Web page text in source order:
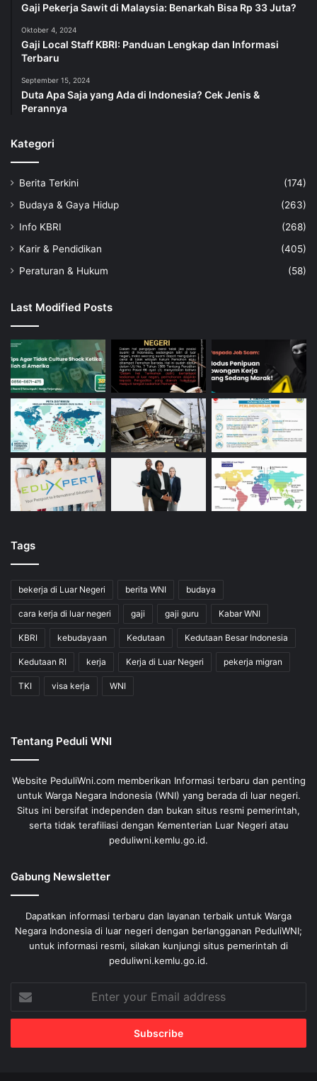
Gaji Pekerja Sawit di Malaysia: Benarkah Bisa Rp 33 Juta?
Oktober 4, 2024
Gaji Local Staff KBRI: Panduan Lengkap dan Informasi
Terbaru
September 15, 2024
Duta Apa Saja yang Ada di Indonesia? Cek Jenis &
Perannya
Kategori
Berita Terkini
(174)
Budaya & Gaya Hidup
(263)
Info KBRI
(268)
Karir & Pendidikan
(405)
Peraturan & Hukum
(58)
Last Modified Posts
Tags
bekerja di Luar Negeri berita WNI budaya
cara kerja di luar negeri gaji gaji guru Kabar WNI
KBRI kebudayaan Kedutaan Kedutaan Besar Indonesia
Kedutaan RI kerja Kerja di Luar Negeri pekerja migran
TKI visa kerja WNI
Tentang Peduli WNI
Website PeduliWni.com memberikan Informasi terbaru dan penting
untuk Warga Negara Indonesia (WNI) yang berada di luar negeri.
Situs ini bersifat independen dan bukan situs resmi pemerintah,
serta tidak terafiliasi dengan Kementerian Luar Negeri atau
peduliwni.kemlu.go.id.
Gabung Newsletter
Dapatkan informasi terbaru dan layanan terbaik untuk Warga
Negara Indonesia di luar negeri dengan berlangganan PeduliWNI;
untuk informasi resmi, silakan kunjungi situs pemerintah di
peduliwni.kemlu.go.id.
Enter
your
Email